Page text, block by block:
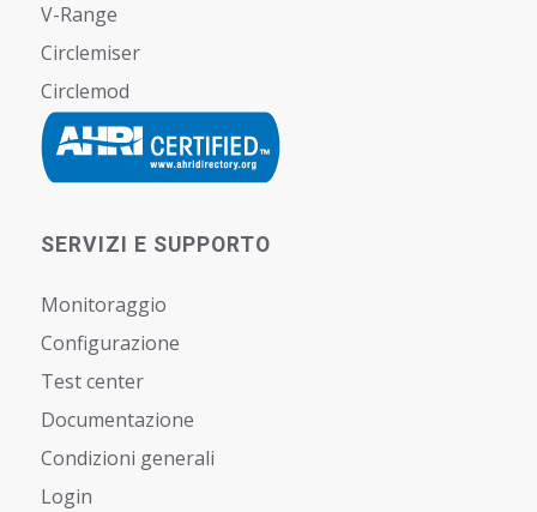
V-Range
Circlemiser
Circlemod
SERVIZI E SUPPORTO
Monitoraggio
Configurazione
Test center
Documentazione
Condizioni generali
Login